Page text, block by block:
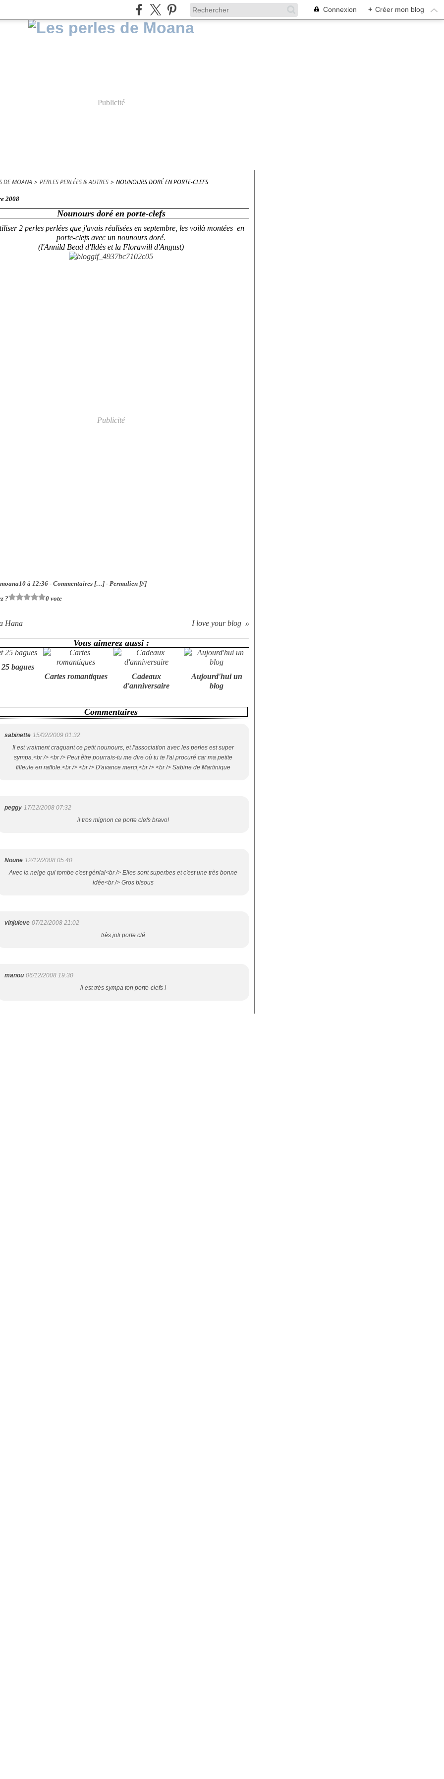
Connexion + Créer mon blog
Publicité
DE MOANA > PERLES PERLÉES & AUTRES > NOUNOURS DORÉ EN PORTE-CLEFS
2008
Nounours doré en porte-clefs
2 perles perlées que j'avais réalisées en septembre, les voilà montées en
porte-clefs avec un nounours doré.
(l'Annild Bead d'Ildès et la Florawill d'Angust)
Publicité
à 12:36 - Commentaires […] - Permalien [#]
?
0 vote
Hana I love your blog
Vous aimerez aussi :
bagues
Cartes romantiques
Cadeaux
d'anniversaire
Aujourd'hui un
blog
Commentaires
sabinette 15/02/2009 01:32
Il est vraiment craquant ce petit nounours, et l'association avec les perles est super
sympa.<br /> <br /> Peut être pourrais-tu me dire où tu te l'ai procuré car ma petite
filleule en raffole.<br /> <br /> D'avance merci,<br /> <br /> Sabine de Martinique
peggy 17/12/2008 07:32
il tros mignon ce porte clefs bravo!
Noune 12/12/2008 05:40
Avec la neige qui tombe c'est génial<br /> Elles sont superbes et c'est une très bonne
idée<br /> Gros bisous
vinjuleve 07/12/2008 21:02
très joli porte clé
manou 06/12/2008 19:30
il est très sympa ton porte-clefs !